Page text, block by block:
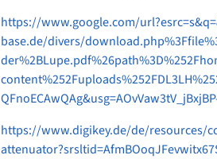
https://www.google.com/
base.de/divers/
https://www.digikey.de/de/resources/